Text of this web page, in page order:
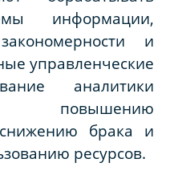
информации,
и
управленческие
аналитики
повышению
снижению брака и
ресурсов.